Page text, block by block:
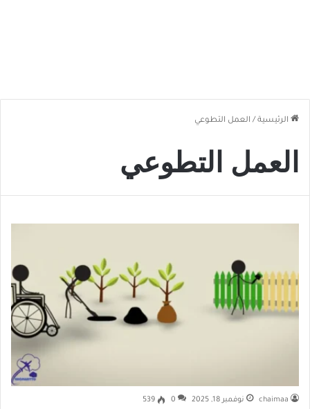
الرئيسية / العمل التطوعي
العمل التطوعي
chaimaa نوفمبر 18, 2025 0
539